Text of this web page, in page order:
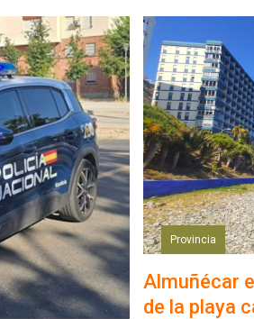
Provincia
Almuñécar
de la playa